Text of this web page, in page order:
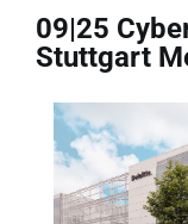
ABOUT
Zeige
grösseres
Bild
09|25
Stuttgart